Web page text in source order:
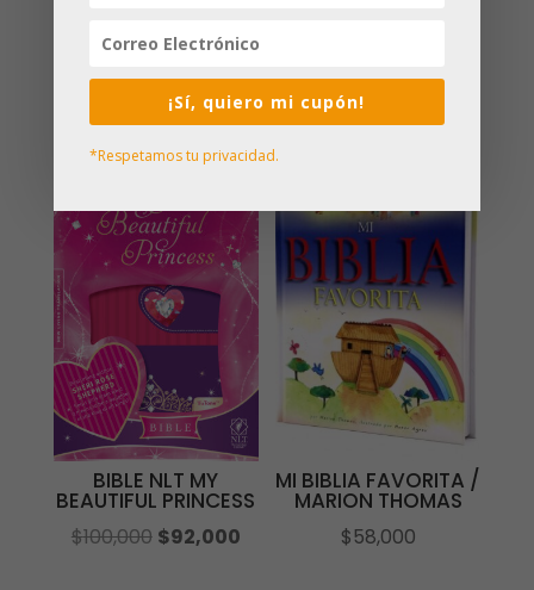
LA GRAN BIBLIA Y YO
/ BILINGUE
$55,000 $93,000
BIBLE NLT MY
BEAUTIFUL PRINCESS
$100,000 El
$92,000El
MI BIBLIA FAVORITA /
MARION THOMAS
$58,000
¡Sí, quiero mi cupón!
*Respetamos tu privacidad.